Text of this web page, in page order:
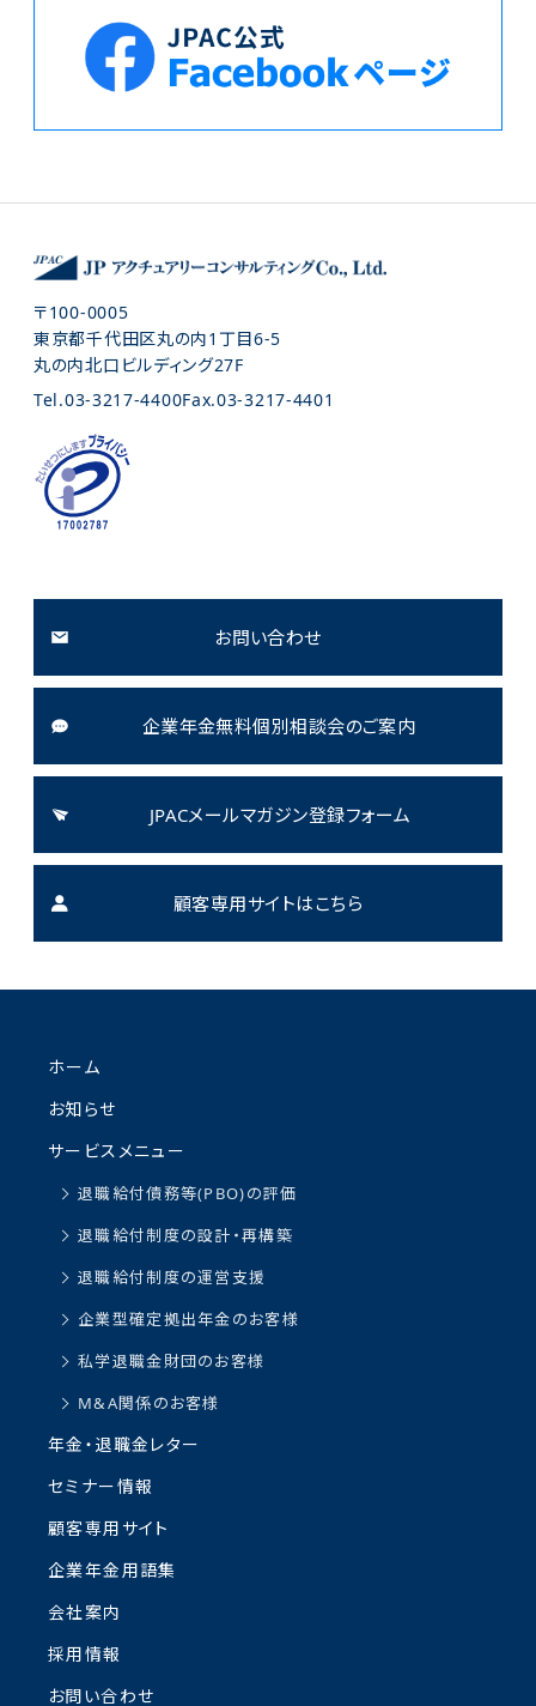
〒100-0005
東京都千代田区丸の内1丁目6-5
丸の内北口ビルディング27F
Tel.03-3217-4400Fax.03-3217-4401
お問い合わせ
企業年金無料個別相談会のご案内
JPACメールマガジン登録フォーム
顧客専用サイトはこちら
ホーム
お知らせ
サービスメニュー
退職給付債務等(PBO)の評価
退職給付制度の設計・再構築
退職給付制度の運営支援
企業型確定拠出年金のお客様
私学退職金財団のお客様
M&A関係のお客様
年金・退職金レター
セミナー情報
顧客専用サイト
企業年金用語集
会社案内
採用情報
お問い合わせ